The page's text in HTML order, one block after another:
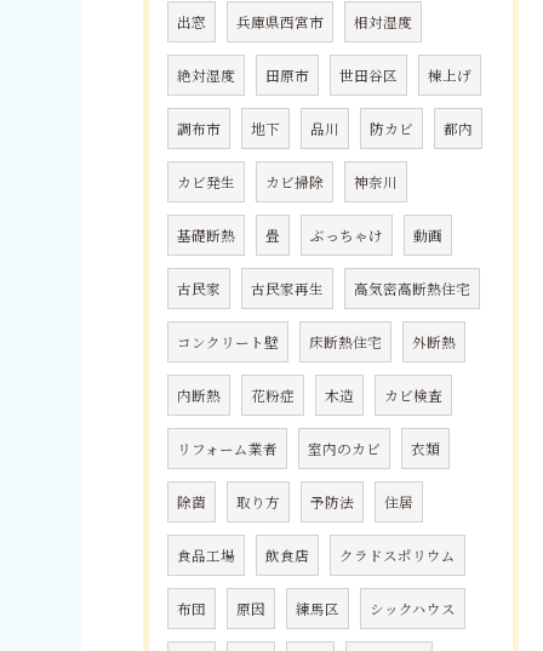
出窓 兵庫県西宮市 相対湿度
絶対湿度 田原市 世田谷区 棟上げ
調布市 地下 品川 防カビ 都内
カビ発生 カビ掃除 神奈川
基礎断熱 畳 ぶっちゃけ 動画
古民家 古民家再生 高気密高断熱住宅
コンクリート壁 床断熱住宅 外断熱
内断熱 花粉症 木造 カビ検査
リフォーム業者 室内のカビ 衣類
除菌 取り方 予防法 住居
食品工場 飲食店 クラドスポリウム
布団 原因 練馬区 シックハウス